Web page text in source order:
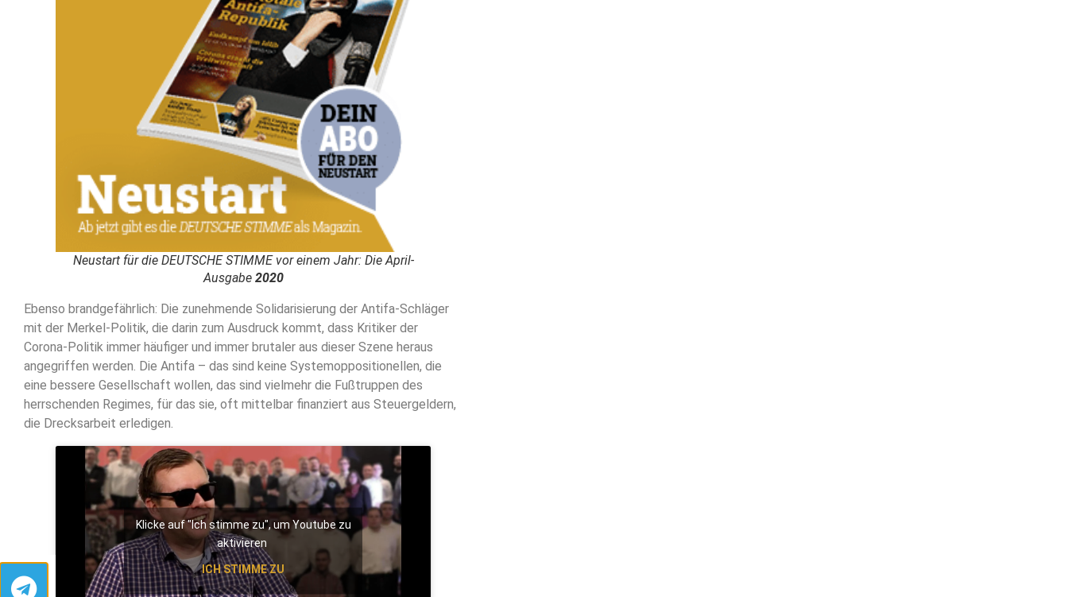
Neustart für dieDEUTSCHE STIMME vor einem Jahr: Die April-
Ausgabe 2020
Ebenso brandgefährlich: Die zunehmende Solidarisierung der Antifa-Schläger
mit der Merkel-Politik, die darin zum Ausdruck kommt, dass Kritiker der
Corona-Politik immer häufiger und immer brutaler aus dieser Szene heraus
angegriffen werden. Die Antifa – das sind keine Systemoppositionellen, die
eine bessere Gesellschaft wollen, das sind vielmehr die Fußtruppen des
herrschenden Regimes, für das sie, oft mittelbar finanziert aus Steuergeldern,
die Drecksarbeit erledigen.
Klicke auf "Ich stimme zu", um Youtube zu
aktivieren
ICH STIMME ZU